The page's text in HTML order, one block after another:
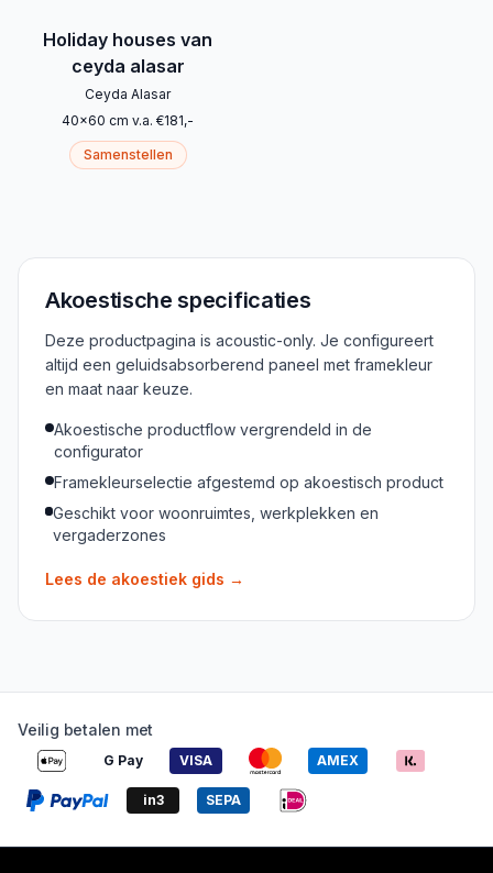
Holiday houses van
ceyda alasar
Ceyda Alasar
40x60 cm v.a. €181,-
Samenstellen
Akoestische specificaties
Deze productpagina is acoustic-only. Je configureert
altijd een geluidsabsorberend paneel met framekleur
en maat naar keuze.
Akoestische productflow vergrendeld in de
configurator
Framekleurselectie afgestemd op akoestisch product
Geschikt voor woonruimtes, werkplekken en
vergaderzones
Lees de akoestiek gids →
Veilig betalen met
G Pay VISA AMEX
in3 SEPA